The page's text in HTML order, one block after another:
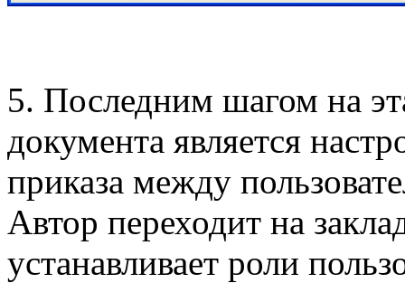
5. Последним шагом на
документа является
приказа между
Автор переходит на
устанавливает роли